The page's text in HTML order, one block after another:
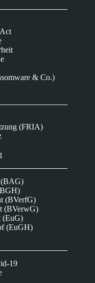
& Co.)
(FRIA)
(BAG)
(BVerfG)
(BVerwG)
(EuG)
(EuGH)
19